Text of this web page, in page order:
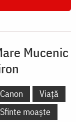
Mucenic
Canon
Viață
Sfinte moaște